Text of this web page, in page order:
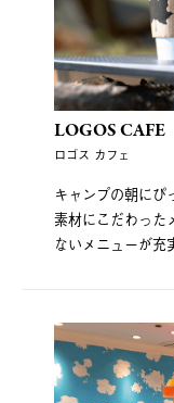
LOGOS CAFE
ロゴス カフェ
キャンプの朝にぴ
素材にこだわった
ないメニューが充